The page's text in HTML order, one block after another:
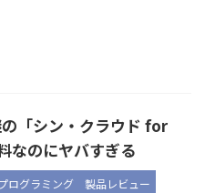
「シン・クラウド for
なのにヤバすぎる
ログラミング 製品レビュー